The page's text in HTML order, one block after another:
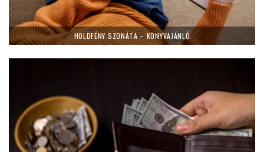
HOLDFÉNY SZONÁTA – KÖNYVAJÁNLÓ